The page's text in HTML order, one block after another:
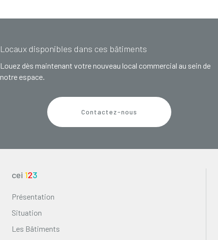
Locaux disponibles dans ces bâtiments
Louez dès maintenant votre nouveau local commercial au sein de
notre espace.
Contactez-nous
cei 123
Présentation
Situation
Les Bâtiments